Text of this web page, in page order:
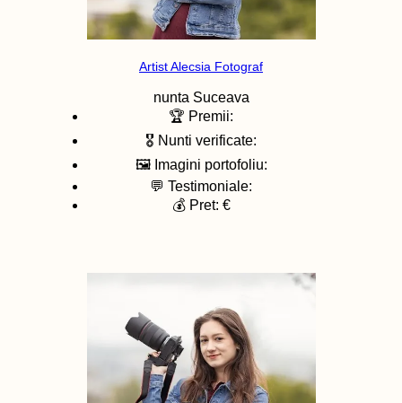
Artist Alecsia Fotograf
nunta Suceava
🏆 Premii:
🎖️ Nunti verificate:
🖼️ Imagini portofoliu:
💬 Testimoniale:
💰 Pret: €